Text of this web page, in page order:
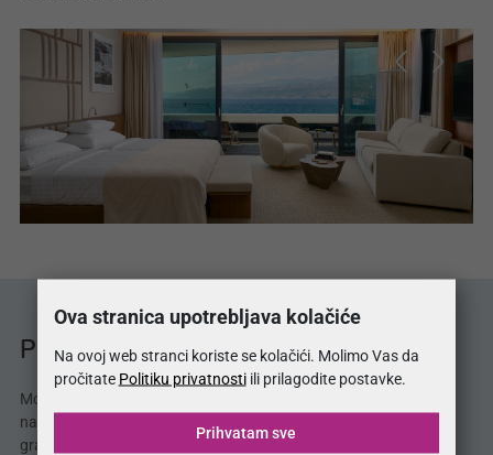
Prodajna mjesta MojSan®
MojSan® proizvode možete kupiti u 38 salona
namještaja. Potražite naše proizvode i u Vašem
gradu!
Ova stranica upotrebljava kolačiće
Na ovoj web stranci koriste se kolačići. Molimo Vas da
pročitate Politiku privatnostiili prilagodite postavke.
Prihvatam sve